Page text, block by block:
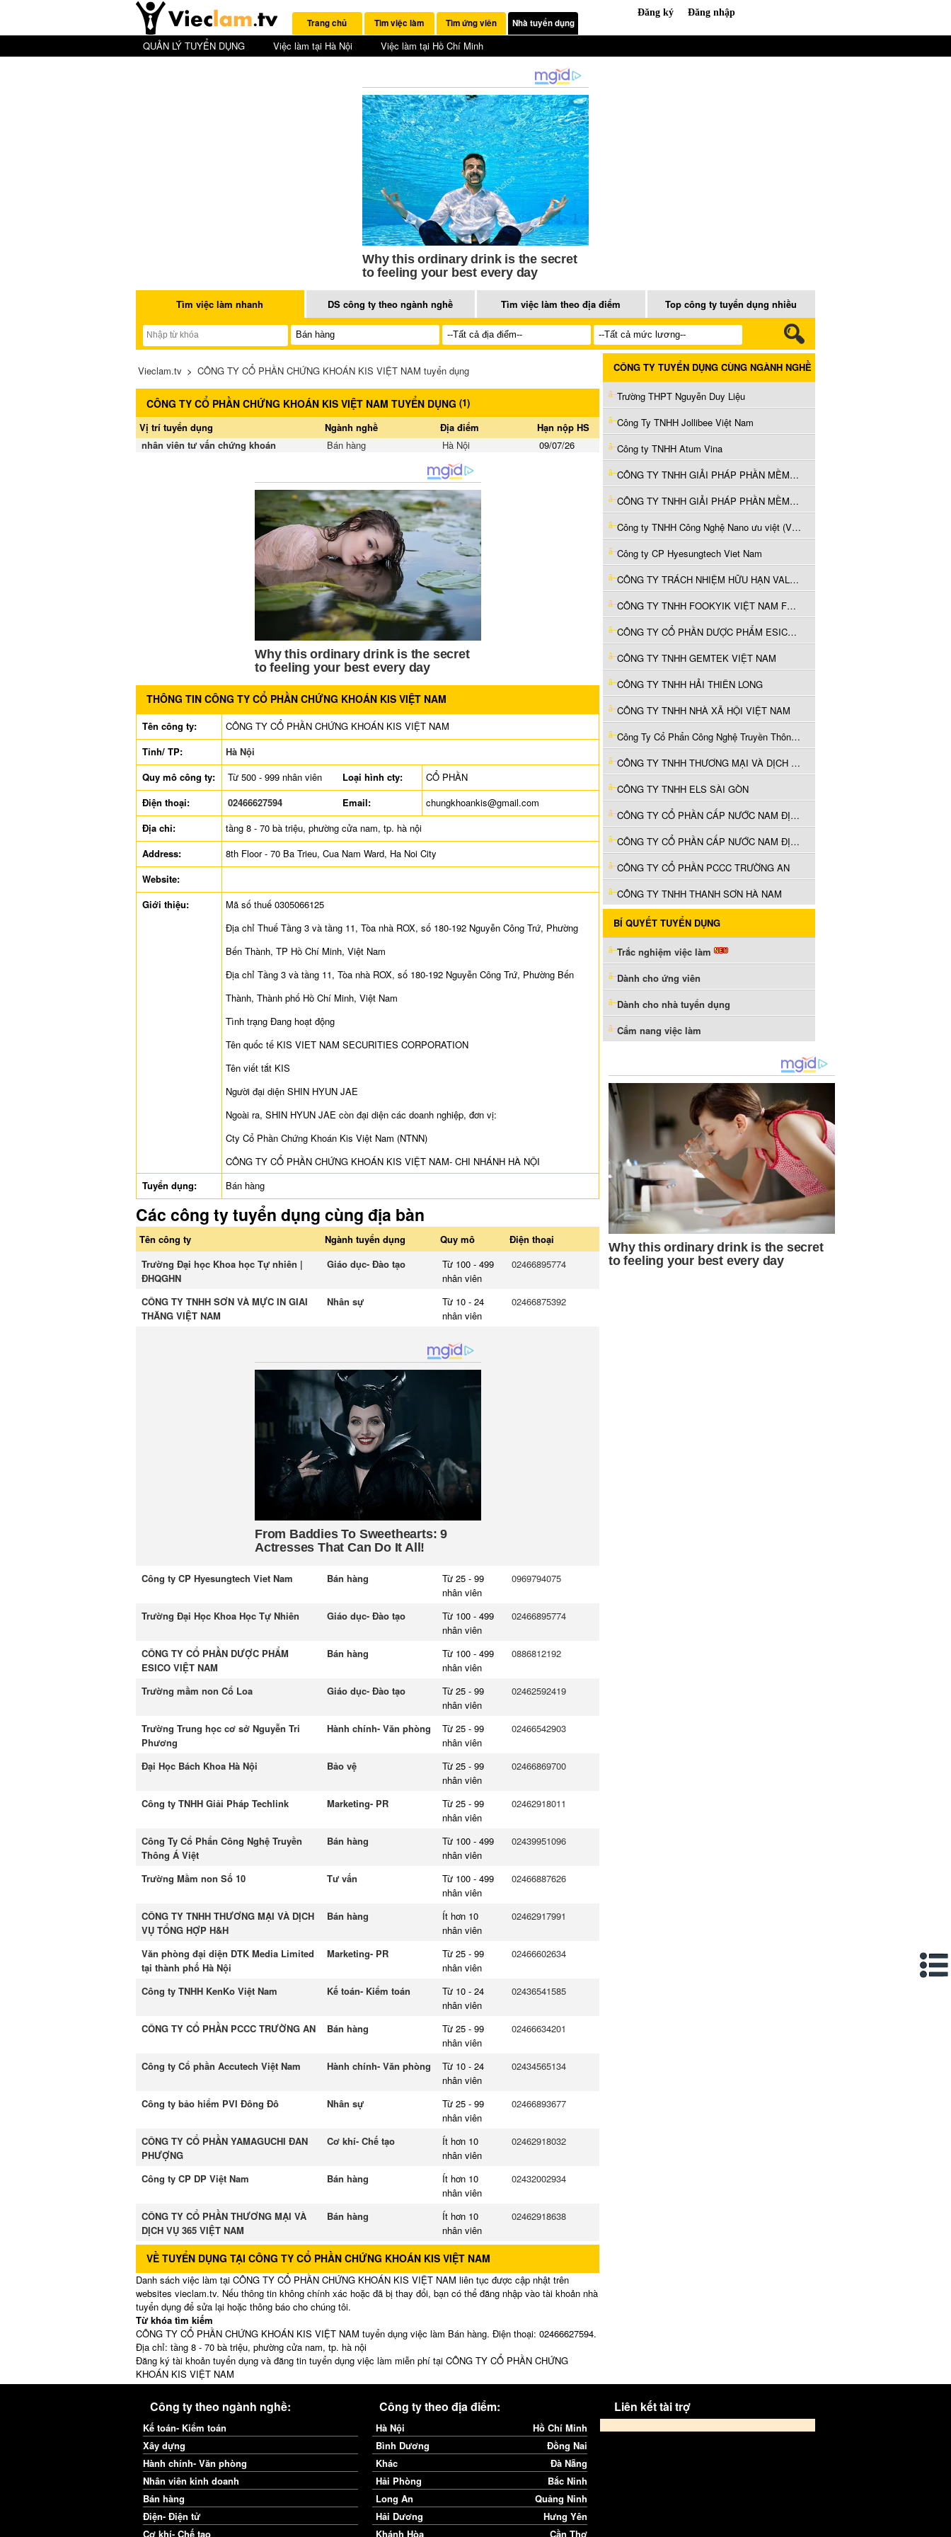
Trang chủ Tìm việc làm Tìm ứng viên Nhà tuyển dụng
QUẢN LÝ TUYỂN DỤNG Việc làm tại Hà Nội Việc làm tại Hồ Chí Minh
Tìm việc làm nhanh DS công ty theo ngành nghề Tìm việc làm theo địa điểm Top công ty tuyển dụng nhiều
Vieclam.tv > CÔNG TY CỔ PHẦN CHỨNG KHOÁN KIS VIỆT NAM tuyển dụng
CÔNG TY CỔ PHẦN CHỨNG KHOÁN KIS VIỆT NAM TUYỂN DỤNG (1)
Vị trí tuyển dụng
Ngành nghề Địa điểm
Hạn nộp HS
nhân viên tư vấn chứng khoán
Bán hàng Hà Nội 09/07/26
THÔNG TIN CÔNG TY CỔ PHẦN CHỨNG KHOÁN KIS VIỆT NAM
Tên công ty:
CÔNG TY CỔ PHẦN CHỨNG KHOÁN KIS VIỆT NAM
Tỉnh/ TP:
Hà Nội
Quy mô công ty:
Từ 500 - 999 nhân viên Loại hình cty:
CỔ PHẦN
Điện thoại:
02466627594 Email:
chungkhoankis@gmail.com
Địa chỉ:
tầng 8 - 70 bà triệu, phường cửa nam, tp. hà nội
Address:
8th Floor - 70 Ba Trieu, Cua Nam Ward, Ha Noi City
Website:
Giới thiệu:
Mã số thuế 0305066125
Địa chỉ Thuế Tầng 3 và tầng 11, Tòa nhà ROX, số 180-192 Nguyễn Công Trứ, Phường
Bến Thành, TP Hồ Chí Minh, Việt Nam
Địa chỉ Tầng 3 và tầng 11, Tòa nhà ROX, số 180-192 Nguyễn Công Trứ, Phường Bến
Thành, Thành phố Hồ Chí Minh, Việt Nam
Tình trạng Đang hoạt động
Tên quốc tế KIS VIET NAM SECURITIES CORPORATION
Tên viết tắt KIS
Người đại diện SHIN HYUN JAE
Ngoài ra, SHIN HYUN JAE còn đại diện các doanh nghiệp, đơn vị:
Cty Cổ Phần Chứng Khoán Kis Việt Nam (NTNN)
CÔNG TY CỔ PHẦN CHỨNG KHOÁN KIS VIỆT NAM- CHI NHÁNH HÀ NỘI
Tuyển dụng:
Bán hàng
Các công ty tuyển dụng cùng địa bàn
Tên công ty Ngành tuyển dụng Quy mô
Điện thoại
Trường Đại học Khoa học Tự nhiên |
ĐHQGHN
Giáo dục- Đào tạo
Từ 100 - 499
nhân viên
02466895774
CÔNG TY TNHH SƠN VÀ MỰC IN GIAI
THĂNG VIỆT NAM
Nhân sự
Từ 10 - 24
nhân viên
02466875392
Công ty CP Hyesungtech Viet Nam Bán hàng
Từ 25 - 99
nhân viên
0969794075
Trường Đại Học Khoa Học Tự Nhiên Giáo dục- Đào tạo
Từ 100 - 499
nhân viên
02466895774
CÔNG TY CỔ PHẦN DƯỢC PHẨM
ESICO VIỆT NAM
Bán hàng
Từ 100 - 499
nhân viên
0886812192
Trường mầm non Cổ Loa Giáo dục- Đào tạo
Từ 25 - 99
nhân viên
02462592419
Trường Trung học cơ sở Nguyễn Tri
Phương
Hành chính- Văn phòng
Từ 25 - 99
nhân viên
02466542903
Đại Học Bách Khoa Hà Nội Bảo vệ
Từ 25 - 99
nhân viên
02466869700
Công ty TNHH Giải Pháp Techlink Marketing- PR
Từ 25 - 99
nhân viên
02462918011
Công Ty Cổ Phẩn Công Nghệ Truyền
Thông Á Việt
Bán hàng
Từ 100 - 499
nhân viên
02439951096
Trường Mầm non Số 10 Tư vấn
Từ 100 - 499
nhân viên
02466887626
CÔNG TY TNHH THƯƠNG MẠI VÀ DỊCH
VỤ TỔNG HỢP H&H
Bán hàng
Ít hơn 10
nhân viên
02462917991
Văn phòng đại diện DTK Media Limited
tại thành phố Hà Nội
Marketing- PR
Từ 25 - 99
nhân viên
02466602634
Công ty TNHH KenKo Việt Nam Kế toán- Kiểm toán
Từ 10 - 24
nhân viên
02436541585
CÔNG TY CỔ PHẦN PCCC TRƯỜNG AN Bán hàng
Từ 25 - 99
nhân viên
02466634201
Công ty Cổ phần Accutech Việt Nam Hành chính- Văn phòng
Từ 10 - 24
nhân viên
02434565134
Công ty bảo hiểm PVI Đông Đô Nhân sự
Từ 25 - 99
nhân viên
02466893677
CÔNG TY CỔ PHẦN YAMAGUCHI ĐAN
PHƯỢNG
Cơ khí- Chế tạo
Ít hơn 10
nhân viên
02462918032
Công ty CP DP Việt Nam Bán hàng
Ít hơn 10
nhân viên
02432002934
CÔNG TY CỔ PHẦN THƯƠNG MẠI VÀ
DỊCH VỤ 365 VIỆT NAM
Bán hàng
Ít hơn 10
nhân viên
02462918638
VỀ TUYỂN DỤNG TẠI CÔNG TY CỔ PHẦN CHỨNG KHOÁN KIS VIỆT NAM
Danh sách việc làm tại CÔNG TY CỔ PHẦN CHỨNG KHOÁN KIS VIỆT NAM liên tục được cập nhật trên
websites vieclam.tv. Nếu thông tin không chính xác hoặc đã bị thay đổi, bạn có thể đăng nhập vào tài khoản nhà
tuyển dụng để sửa lại hoặc thông báo cho chúng tôi.
Từ khóa tìm kiếm
CÔNG TY CỔ PHẦN CHỨNG KHOÁN KIS VIỆT NAM tuyển dụng việc làm Bán hàng. Điện thoại: 02466627594.
Địa chỉ: tầng 8 - 70 bà triệu, phường cửa nam, tp. hà nội
Đăng ký tài khoản tuyển dụng và đăng tin tuyển dụng việc làm miễn phí tại CÔNG TY CỔ PHẦN CHỨNG
KHOÁN KIS VIỆT NAM
CÔNG TY TUYỂN DỤNG CÙNG NGÀNH NGHỀ
Trường THPT Nguyễn Duy Liệu
Công Ty TNHH Jollibee Việt Nam
Công ty TNHH Atum Vina
CÔNG TY TNHH GIẢI PHÁP PHẦN MỀM CÔNG TÁC VÀ THANH TOÁN
CÔNG TY TNHH GIẢI PHÁP PHẦN MỀM CÔNG TÁC VÀ THANH TOÁN
Công ty TNHH Công Nghệ Nano ưu việt (Việt Nam)
Công ty CP Hyesungtech Viet Nam
CÔNG TY TRÁCH NHIỆM HỮU HẠN VALSPAR (VIỆT NAM)
CÔNG TY TNHH FOOKYIK VIỆT NAM FURNITURE
CÔNG TY CỔ PHẦN DƯỢC PHẨM ESICO VIỆT NAM
CÔNG TY TNHH GEMTEK VIỆT NAM
CÔNG TY TNHH HẢI THIÊN LONG
CÔNG TY TNHH NHÀ XÃ HỘI VIỆT NAM
Công Ty Cổ Phẩn Công Nghệ Truyền Thông Á Việt
CÔNG TY TNHH THƯƠNG MẠI VÀ DỊCH VỤ TỔNG HỢP H&H
CÔNG TY TNHH ELS SÀI GÒN
CÔNG TY CỔ PHẦN CẤP NƯỚC NAM ĐỊNH
CÔNG TY CỔ PHẦN CẤP NƯỚC NAM ĐỊNH
CÔNG TY CỔ PHẦN PCCC TRƯỜNG AN
CÔNG TY TNHH THANH SƠN HÀ NAM
BÍ QUYẾT TUYỂN DỤNG
Trắc nghiệm việc làm
Dành cho ứng viên
Dành cho nhà tuyển dụng
Cẩm nang việc làm
Công ty theo ngành nghề:
Kế toán- Kiểm toán
Xây dựng
Hành chính- Văn phòng
Nhân viên kinh doanh
Bán hàng
Điện- Điện tử
Cơ khí- Chế tạo
Công ty theo địa điểm:
Hà Nội
Hồ Chí Minh
Bình Dương
Đồng Nai
Khác
Đà Nẵng
Hải Phòng
Bắc Ninh
Long An
Quảng Ninh
Hải Dương
Hưng Yên
Khánh Hòa
Cần Thơ
Liên kết tài trợ